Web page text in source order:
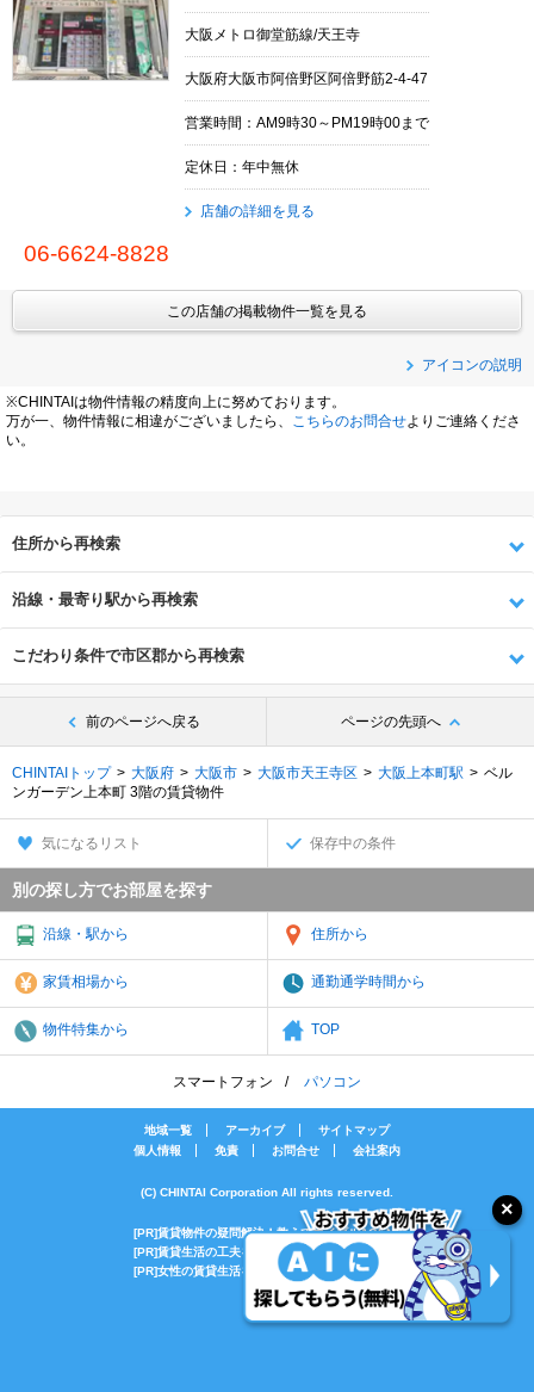
大阪メトロ御堂筋線/天王寺
大阪府大阪市阿倍野区阿倍野筋2-4-47
営業時間：AM9時30～PM19時00まで
定休日：年中無休
店舗の詳細を見る
06-6624-8828
この店舗の掲載物件一覧を見る
アイコンの説明
※CHINTAIは物件情報の精度向上に努めております。
万が一、物件情報に相違がございましたら、 こちらのお問合せよりご連絡くださ
い。
住所から再検索
沿線・最寄り駅から再検索
こだわり条件で市区郡から再検索
前のページへ戻る ページの先頭へ
CHINTAIトップ 大阪府 大阪市 大阪市天王寺区 大阪上本町駅
ベル
ンガーデン上本町 3階の賃貸物件
気になるリスト 保存中の条件
別の探し方でお部屋を探す
沿線・駅から 住所から
家賃相場から 通勤通学時間から
物件特集から TOP
スマートフォン パソコン
地域一覧 アーカイブ
サイトマップ
個人情報
免責 お問合せ 会社案内
(C) CHINTAI Corporation All rights reserved.
[PR]賃貸物件の疑問解決！教えてエイブルAGENT
[PR]賃貸生活の工夫を紹介！CHINTAI情報局
[PR]女性の賃貸生活を応援！Woman.CHINTAI